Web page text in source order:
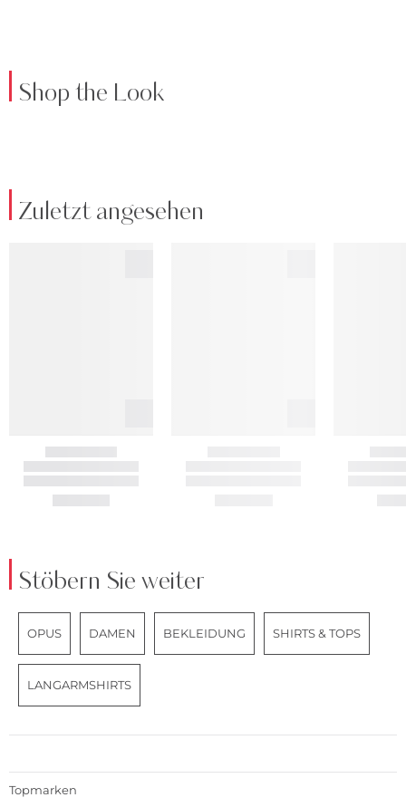
Shop the Look
Zuletzt angesehen
Stöbern Sie weiter
OPUS DAMEN BEKLEIDUNG SHIRTS & TOPS
LANGARMSHIRTS
Topmarken